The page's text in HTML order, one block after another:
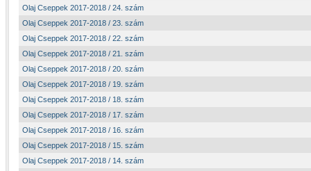
Olaj Cseppek 2017-2018 / 24. szám
Olaj Cseppek 2017-2018 / 23. szám
Olaj Cseppek 2017-2018 / 22. szám
Olaj Cseppek 2017-2018 / 21. szám
Olaj Cseppek 2017-2018 / 20. szám
Olaj Cseppek 2017-2018 / 19. szám
Olaj Cseppek 2017-2018 / 18. szám
Olaj Cseppek 2017-2018 / 17. szám
Olaj Cseppek 2017-2018 / 16. szám
Olaj Cseppek 2017-2018 / 15. szám
Olaj Cseppek 2017-2018 / 14. szám